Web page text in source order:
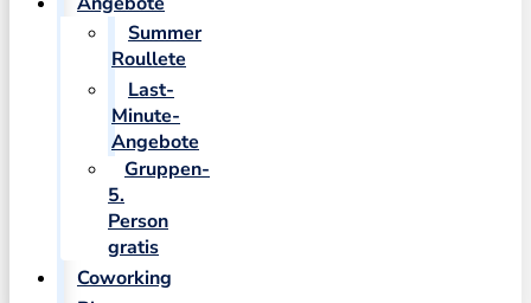
Summer
Roullete
Last-
Minute-
Angebote
Gruppen-
5.
Person
gratis
Coworking